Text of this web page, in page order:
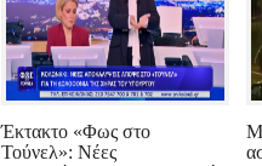
Έκτακτο «Φως στο
Τούνελ»: Νέες